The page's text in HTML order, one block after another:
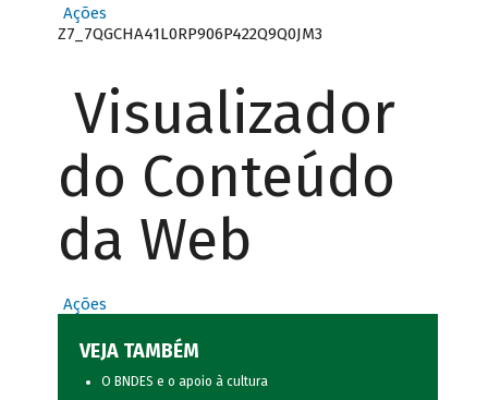
Ações
Z7_7QGCHA41L0RP906P422Q9Q0JM3
Visualizador
do Conteúdo
da Web
Ações
VEJA TAMBÉM
O BNDES e o apoio à cultura